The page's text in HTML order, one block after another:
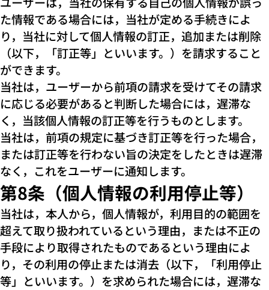
た情報である場合には，当社が定める手続きによ
り，当社に対して個人情報の訂正，追加または削除
（以下，「訂正等」といいます。）を請求すること
ができます。
当社は，ユーザーから前項の請求を受けてその請求
に応じる必要があると判断した場合には，遅滞な
く，当該個人情報の訂正等を行うものとします。
当社は，前項の規定に基づき訂正等を行った場合，
または訂正等を行わない旨の決定をしたときは遅滞
なく，これをユーザーに通知します。
第8条（個人情報の利用停止等）
当社は，本人から，個人情報が，利用目的の範囲を
超えて取り扱われているという理由，または不正の
手段により取得されたものであるという理由によ
り，その利用の停止または消去（以下，「利用停止
等」といいます。）を求められた場合には，遅滞な